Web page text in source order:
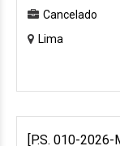
Cancelado
Lima
[P.S. 010-